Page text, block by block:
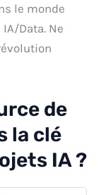
le monde
Data. Ne
de
la clé
IA ?